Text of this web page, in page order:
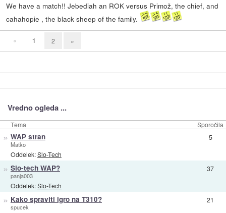
We have a match!! Jebediah an ROK versus Primož, the chief, and
cahahopie , the black sheep of the family.
« 1 2 »
Vredno ogleda ...
Tema Sporočila
» WAP stran
Matko
Oddelek:Slo-Tech
5
» Slo-tech WAP?
panja003
Oddelek:Slo-Tech
37
» Kako spraviti igro na T310?
spucek
21